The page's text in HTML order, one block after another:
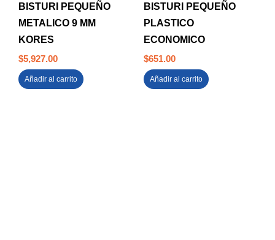
BISTURI PEQUEÑO
METALICO 9 MM
KORES
$5,927.00
Añadir al carrito
BISTURI PEQUEÑO
PLASTICO
ECONOMICO
$651.00
Añadir al carrito